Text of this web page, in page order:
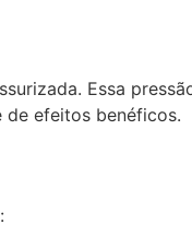
Essa
efeitos benéficos.